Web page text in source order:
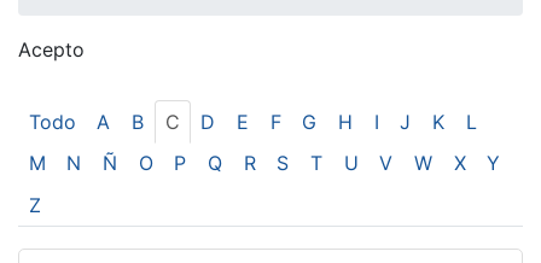
Acepto
Esto nos ayuda a recolectar estadísticas de las visitas.
Todo A B C D E F G H I J K
L
M
N Ñ O P Q R S T U V W X
Y
Z